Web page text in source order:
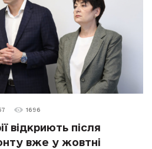
1696
відкриють після
вже у жовтні